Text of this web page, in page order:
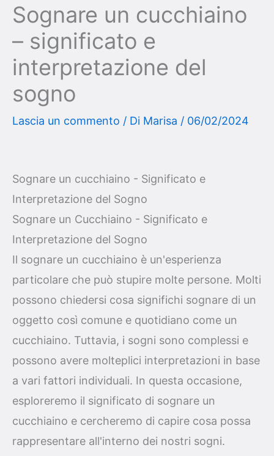
Sognare un cucchiaino
– significato e
interpretazione del
sogno
Lascia un commento / Di Marisa / 06/02/2024
Sognare un cucchiaino - Significato e
Interpretazione del Sogno
Sognare un Cucchiaino - Significato e
Interpretazione del Sogno
Il sognare un cucchiaino è un'esperienza
particolare che può stupire molte persone. Molti
possono chiedersi cosa significhi sognare di un
oggetto così comune e quotidiano come un
cucchiaino. Tuttavia, i sogni sono complessi e
possono avere molteplici interpretazioni in base
a vari fattori individuali. In questa occasione,
esploreremo il significato di sognare un
cucchiaino e cercheremo di capire cosa possa
rappresentare all'interno dei nostri sogni.